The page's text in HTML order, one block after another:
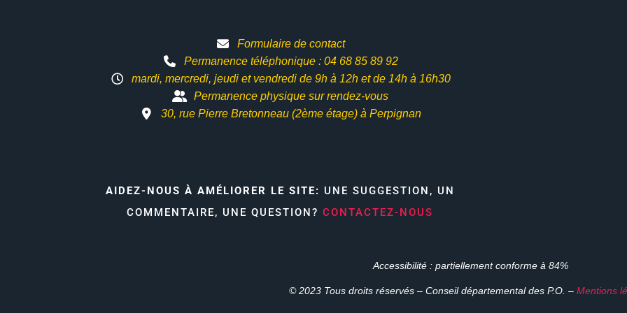
Formulaire de contact
Permanence téléphonique : 04 68 85 89 92
mardi, mercredi, jeudi et vendredi de 9h à 12h etde 14h à 16h30
Permanence physique sur rendez-vous
30, rue Pierre Bretonneau (2ème étage) à Perpignan
AIDEZ-NOUS À AMÉLIORER LE SITE: UNE SUGGESTION, UN
COMMENTAIRE, UNE QUESTION? CONTACTEZ-NOUS
Accessibilité : partiellement conforme à 84%
© 2023 Tous droits réservés – Conseil départemental des P.O. – Mentions